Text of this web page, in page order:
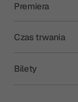
Premiera
Czas trwania
Bilety